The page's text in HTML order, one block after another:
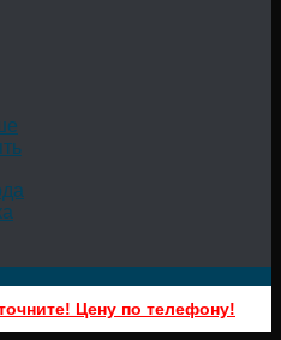
Цену по телефону!